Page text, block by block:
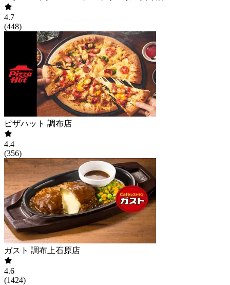
4.7
(448)
ピザハット 調布店
4.4
(356)
ガスト 調布上石原店
4.6
(1424)